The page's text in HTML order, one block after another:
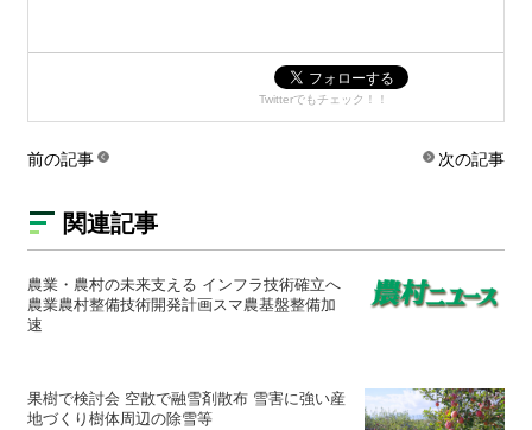
Twitterでもチェック！！
前の記事 次の記事
関連記事
農業・農村の未来支える インフラ技術確立へ
農業農村整備技術開発計画スマ農基盤整備加
速
果樹で検討会 空散で融雪剤散布 雪害に強い産
地づくり樹体周辺の除雪等